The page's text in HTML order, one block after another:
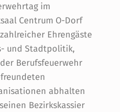
im
Centrum O-Dorf
Ehrengäste
und Stadtpolitik,
Berufsfeuerwehr
abhalten
Bezirkskassier